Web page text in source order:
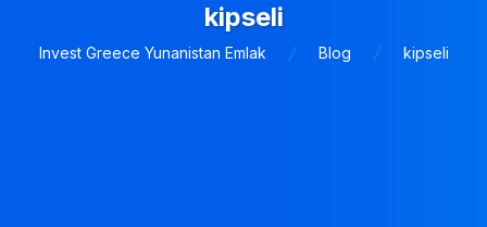
kipseli
Invest Greece Yunanistan Emlak Blog kipseli